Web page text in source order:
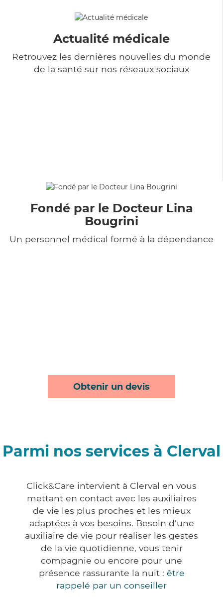
Actualité médicale
Retrouvez les dernières nouvelles du monde
de la santé sur nos réseaux sociaux
Fondé par le Docteur Lina
Bougrini
Un personnel médical formé à la dépendance
Obtenir un devis
Parmi nos services à Clerval
Click&Care intervient à Clerval en vous
mettant en contact avec les auxiliaires
de vie les plus proches et les mieux
adaptées à vos besoins. Besoin d'une
auxiliaire de vie pour réaliser les gestes
de la vie quotidienne, vous tenir
compagnie ou encore pour une
présence rassurante la nuit : être
rappelé par un conseiller